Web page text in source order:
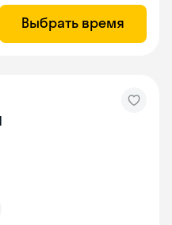
Выбрать время